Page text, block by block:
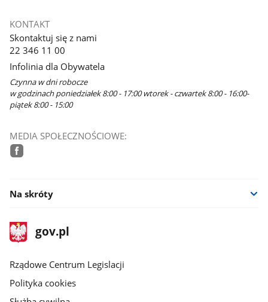
KONTAKT
Skontaktuj się z nami
22 346 11 00
Infolinia dla Obywatela
Czynna w dni robocze
w godzinach poniedziałek 8:00 - 17:00 wtorek - czwartek 8:00 - 16:00-
piątek 8:00 - 15:00
MEDIA SPOŁECZNOŚCIOWE:
Na skróty
stopka
gov.plStrona
gov.pl
Rządowe Centrum Legislacji
Polityka cookies